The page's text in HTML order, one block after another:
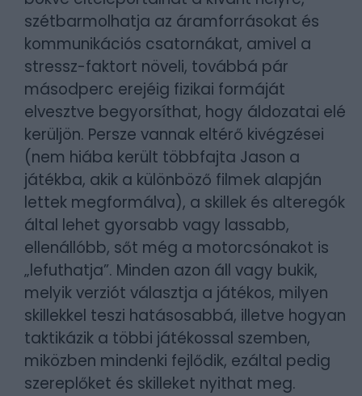
szétbarmolhatja az áramforrásokat és
kommunikációs csatornákat, amivel a
stressz-faktort növeli, továbbá pár
másodperc erejéig fizikai formáját
elvesztve begyorsíthat, hogy áldozatai elé
kerüljön. Persze vannak eltérő kivégzései
(nem hiába került többfajta Jason a
játékba, akik a különböző filmek alapján
lettek megformálva), a skillek és alteregók
által lehet gyorsabb vagy lassabb,
ellenállóbb, sőt még a motorcsónakot is
„lefuthatja”. Minden azon áll vagy bukik,
melyik verziót választja a játékos, milyen
skillekkel teszi hatásosabbá, illetve hogyan
taktikázik a többi játékossal szemben,
miközben mindenki fejlődik, ezáltal pedig
szereplőket és skilleket nyithat meg.